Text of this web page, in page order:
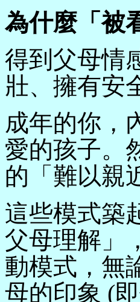
為什麼「被
得到父母情
壯、擁有安
成年的你，
愛的孩子。
的「難以親
這些模式築
父母理解」
動模式，無
母的印象 (